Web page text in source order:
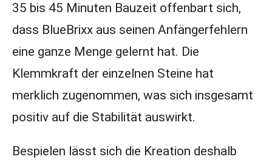
35 bis 45 Minuten Bauzeit offenbart sich,
dass BlueBrixx aus seinen Anfängerfehlern
eine ganze Menge gelernt hat. Die
Klemmkraft der einzelnen Steine hat
merklich zugenommen, was sich insgesamt
positiv auf die Stabilität auswirkt.
Bespielen lässt sich die Kreation deshalb